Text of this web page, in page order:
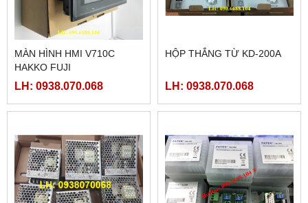
MÀN HÌNH HMI V710C
HAKKO FUJI
LH: 0938.070.068
HỘP THẮNG TỪ KD-200A
LH: 0938.070.068